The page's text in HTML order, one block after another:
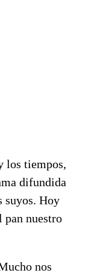
los tiempos,
difundida
suyos. Hoy
pan nuestro
nos